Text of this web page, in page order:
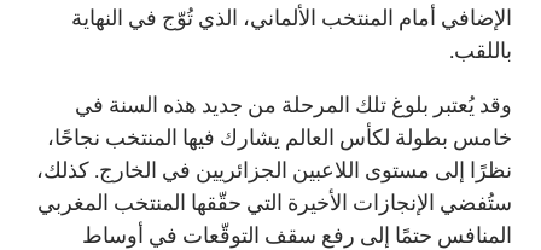
الإضافي أمام المنتخب الألماني، الذي تُوّج في النهاية
باللقب.
وقد يُعتبر بلوغ تلك المرحلة من جديد هذه السنة في
خامس بطولة لكأس العالم يشارك فيها المنتخب نجاحًا،
نظرًا إلى مستوى اللاعبين الجزائريين في الخارج. كذلك،
ستُفضي الإنجازات الأخيرة التي حقّقها المنتخب المغربي
المنافس حتمًا إلى رفع سقف التوقّعات في أوساط